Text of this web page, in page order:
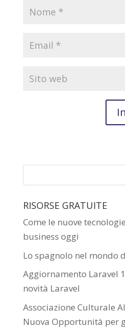
RISORSE GRATUITE
Come le nuove
business oggi
Lo spagnolo nel mondo
Aggiornamento Laravel
novità Laravel
Associazione Culturale
Nuova Opportunità per